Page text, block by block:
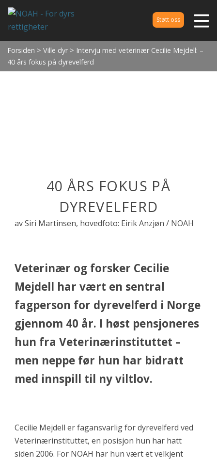
Støtt oss
Forsiden > Ville dyr > Intervju med veterinær Cecilie Mejdell: –
40 års fokus på dyrevelferd
40 ÅRS FOKUS PÅ
DYREVELFERD
av Siri Martinsen, hovedfoto: Eirik Anzjøn / NOAH
Veterinær og forsker Cecilie
Mejdell har vært en sentral
fagperson for dyrevelferd i Norge
gjennom 40 år. I høst pensjoneres
hun fra Veterinærinstituttet –
men neppe før hun har bidratt
med innspill til ny viltlov.
Cecilie Mejdell er fagansvarlig for dyrevelferd ved
Veterinærinstituttet, en posisjon hun har hatt
siden 2006. For NOAH har hun vært et velkjent